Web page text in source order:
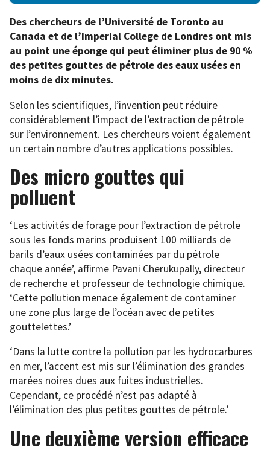
Des chercheurs de l’Université de Toronto au
Canada et de l’Imperial College de Londres ont mis
au point une éponge qui peut éliminer plus de 90 %
des petites gouttes de pétrole des eaux usées en
moins de dix minutes.
Selon les scientifiques, l’invention peut réduire
considérablement l’impact de l’extraction de pétrole
sur l’environnement. Les chercheurs voient également
un certain nombre d’autres applications possibles.
Des micro gouttes qui
polluent
‘Les activités de forage pour l’extraction de pétrole
sous les fonds marins produisent 100 milliards de
barils d’eaux usées contaminées par du pétrole
chaque année’, affirme Pavani Cherukupally, directeur
de recherche et professeur de technologie chimique.
‘Cette pollution menace également de contaminer
une zone plus large de l’océan avec de petites
gouttelettes.’
‘Dans la lutte contre la pollution par les hydrocarbures
en mer, l’accent est mis sur l’élimination des grandes
marées noires dues aux fuites industrielles.
Cependant, ce procédé n’est pas adapté à
l’élimination des plus petites gouttes de pétrole.’
Une deuxième version efficace